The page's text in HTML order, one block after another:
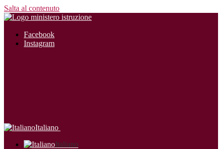
Salta al contenuto
Facebook
Instagram
Italiano
Italiano